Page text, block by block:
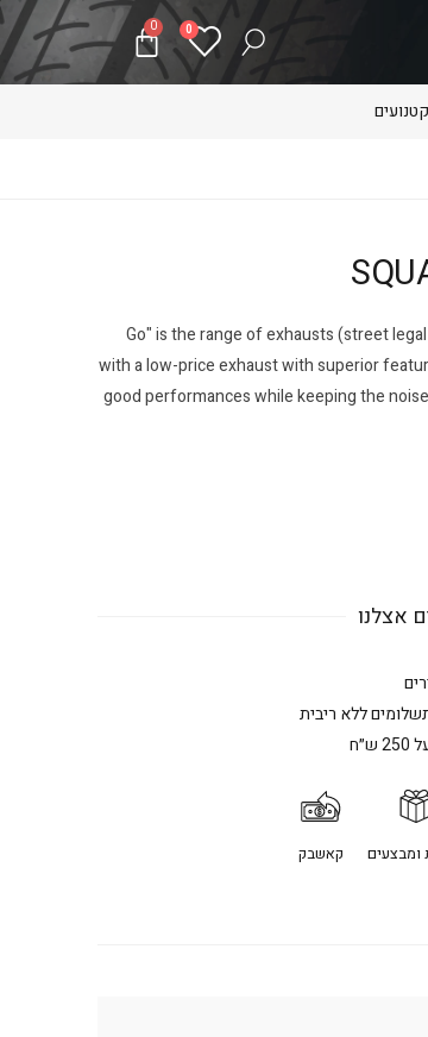
0
0
"Go" is the range of exhausts (street
with a low-price exhaust with superior
good performances while keeping the
אצלנו
ומבצעים קאשבק